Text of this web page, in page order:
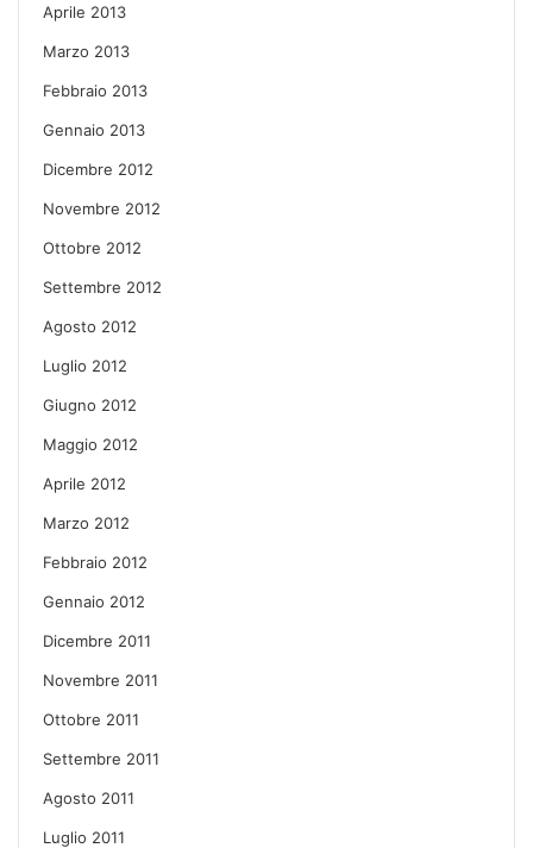
Aprile 2013
Marzo 2013
Febbraio 2013
Gennaio 2013
Dicembre 2012
Novembre 2012
Ottobre 2012
Settembre 2012
Agosto 2012
Luglio 2012
Giugno 2012
Maggio 2012
Aprile 2012
Marzo 2012
Febbraio 2012
Gennaio 2012
Dicembre 2011
Novembre 2011
Ottobre 2011
Settembre 2011
Agosto 2011
Luglio 2011